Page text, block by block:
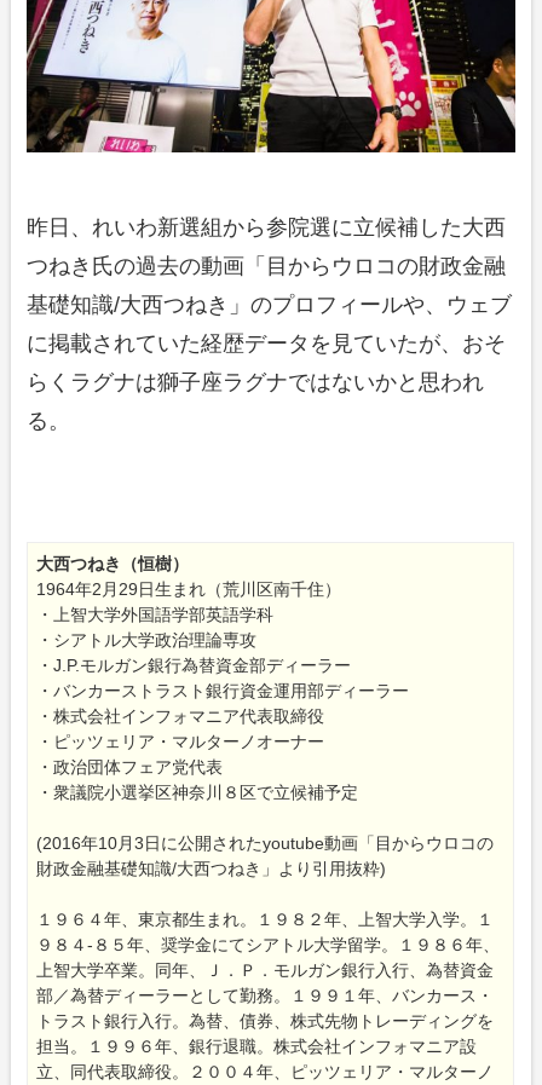
昨日、れいわ新選組から参院選に立候補した大西
つねき氏の過去の動画「目からウロコの財政金融
基礎知識/大西つねき」のプロフィールや、ウェブ
に掲載されていた経歴データを見ていたが、おそ
らくラグナは獅子座ラグナではないかと思われ
る。
大西つねき（恒樹）
1964年2月29日生まれ（荒川区南千住）
・上智大学外国語学部英語学科
・シアトル大学政治理論専攻
・J.P.モルガン銀行為替資金部ディーラー
・バンカーストラスト銀行資金運用部ディーラー
・株式会社インフォマニア代表取締役
・ピッツェリア・マルターノオーナー
・政治団体フェア党代表
・衆議院小選挙区神奈川８区で立候補予定
(2016年10月3日に公開されたyoutube動画「目からウロコの
財政金融基礎知識/大西つねき」より引用抜粋)
１９６４年、東京都生まれ。１９８２年、上智大学入学。１
９８４‐８５年、奨学金にてシアトル大学留学。１９８６年、
上智大学卒業。同年、Ｊ．Ｐ．モルガン銀行入行、為替資金
部／為替ディーラーとして勤務。１９９１年、バンカース・
トラスト銀行入行。為替、債券、株式先物トレーディングを
担当。１９９６年、銀行退職。株式会社インフォマニア設
立、同代表取締役。２００４年、ピッツェリア・マルターノ